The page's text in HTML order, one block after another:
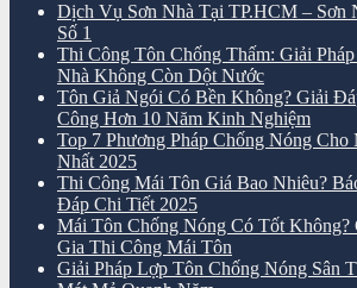
Dịch Vụ Sơn Nhà Tại TP.HCM – Sơn
Số 1
Thi Công Tôn Chống Thấm: Giải
Nhà Không Còn Dột Nước
Tôn Giả Ngói Có Bền Không? Giải
Công Hơn 10 Năm Kinh Nghiệm
Top 7 Phương Pháp Chống Nóng
Nhất 2025
Thi Công Mái Tôn Giá Bao Nhiêu?
Đáp Chi Tiết 2025
Mái Tôn Chống Nóng Có Tốt
Gia Thi Công Mái Tôn
Giải Pháp Lợp Tôn Chống Nóng Sân